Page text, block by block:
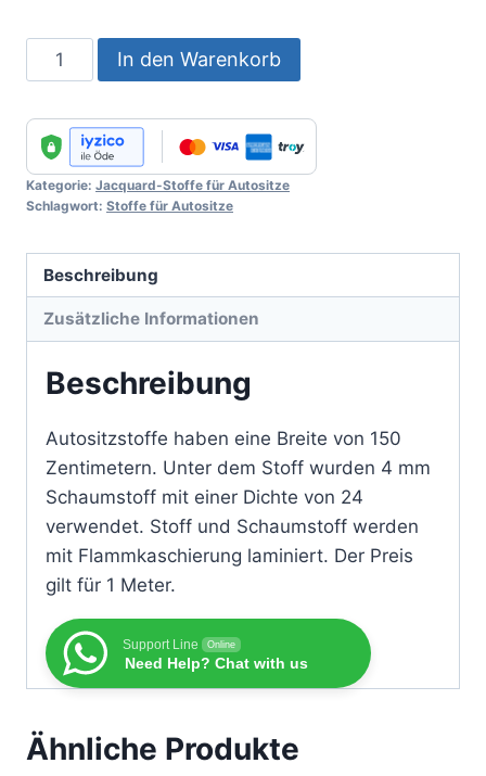
Auto
Seat
No
:
122
In den Warenkorb
Kategorie: Jacquard-Stoffe für Autositze
Schlagwort: Stoffe für Autositze
Beschreibung
Zusätzliche Informationen
Beschreibung
Autositzstoffe haben eine Breite von 150
Zentimetern. Unter dem Stoff wurden 4 mm
Schaumstoff mit einer Dichte von 24
verwendet. Stoff und Schaumstoff werden
mit Flammkaschierung laminiert. Der Preis
gilt für 1 Meter.
Support Line Online
Need Help? Chat with us
Ähnliche Produkte